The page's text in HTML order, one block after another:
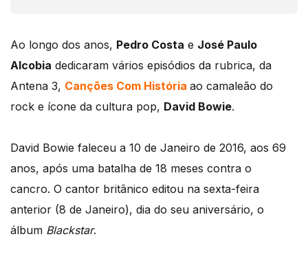
Ao longo dos anos, Pedro Costa e José Paulo
Alcobia dedicaram vários episódios da rubrica, da
Antena 3, Canções Com História ao camaleão do
rock e ícone da cultura pop, David Bowie.
David Bowie faleceu a 10 de Janeiro de 2016, aos 69
anos, após uma batalha de 18 meses contra o
cancro. O cantor britânico editou na sexta-feira
anterior (8 de Janeiro), dia do seu aniversário, o
álbum Blackstar.